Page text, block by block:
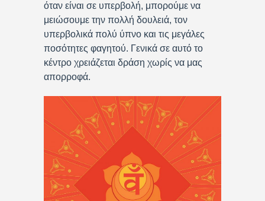
όταν είναι σε υπερβολή, μπορούμε να
μειώσουμε την πολλή δουλειά, τον
υπερβολικά πολύ ύπνο και τις μεγάλες
ποσότητες φαγητού. Γενικά σε αυτό το
κέντρο χρειάζεται δράση χωρίς να μας
απορροφά.